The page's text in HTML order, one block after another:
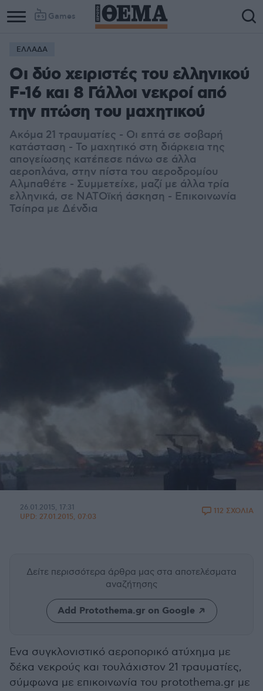
Games
ΕΛΛΑΔΑ
Οι δύο χειριστές του ελληνικού
F-16 και 8 Γάλλοι νεκροί από
την πτώση του μαχητικού
Ακόμα 21 τραυματίες - Οι επτά σε σοβαρή
κατάσταση - Το μαχητικό στη διάρκεια της
απογείωσης κατέπεσε πάνω σε άλλα
αεροπλάνα, στην πίστα του αεροδρομίου
Αλμπαθέτε - Συμμετείχε, μαζί με άλλα τρία
ελληνικά, σε ΝΑΤΟϊκή άσκηση - Επικοινωνία
Τσίπρα με Δένδια
26.01.2015, 17:31
UPD: 27.01.2015, 07:03
112 ΣΧΟΛΙΑ
Δείτε περισσότερα άρθρα μας στα αποτελέσματα
αναζήτησης
Add Protothema.gr on Google
Ενα συγκλονιστικό αεροπορικό ατύχημα με
δέκα νεκρούς και τουλάχιστον 21 τραυματίες,
σύμφωνα με επικοινωνία του protothema.gr με